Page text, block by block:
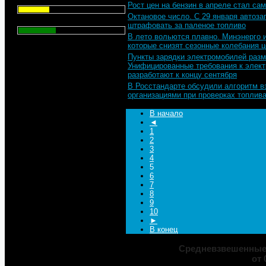
Рост цен на бензин в апреле стал
Октановое число. С 29 января
штрафовать за паленое топливо
В лето вольются плавно.
которые снизят сезонные колебания
Пункты зарядки электромобилей
Унифицированные требования к
разработают к концу сентября
В Росстандарте обсудили алгоритм
организациями при проверках топлива
В начало
◄
1
2
3
4
5
6
7
8
9
10
►
В конец
от